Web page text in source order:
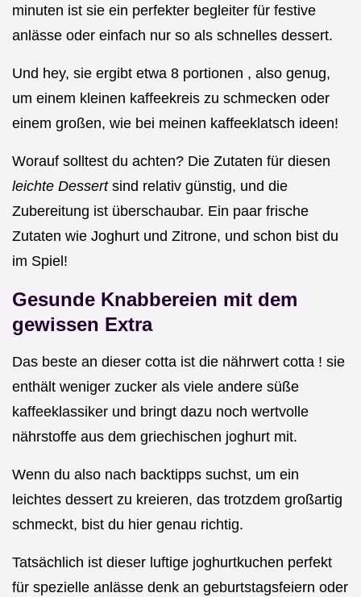
minuten ist sie ein perfekter begleiter für festive
anlässe oder einfach nur so als schnelles dessert.
Und hey, sie ergibt etwa 8 portionen , also genug,
um einem kleinen kaffeekreis zu schmecken oder
einem großen, wie bei meinen kaffeeklatsch ideen!
Worauf solltest du achten? Die Zutaten für diesen
leichte Dessert sind relativ günstig, und die
Zubereitung ist überschaubar. Ein paar frische
Zutaten wie Joghurt und Zitrone, und schon bist du
im Spiel!
Gesunde Knabbereien mit dem
gewissen Extra
Das beste an dieser cotta ist die nährwert cotta ! sie
enthält weniger zucker als viele andere süße
kaffeeklassiker und bringt dazu noch wertvolle
nährstoffe aus dem griechischen joghurt mit.
Wenn du also nach backtipps suchst, um ein
leichtes dessert zu kreieren, das trotzdem großartig
schmeckt, bist du hier genau richtig.
Tatsächlich ist dieser luftige joghurtkuchen perfekt
für spezielle anlässe denk an geburtstagsfeiern oder